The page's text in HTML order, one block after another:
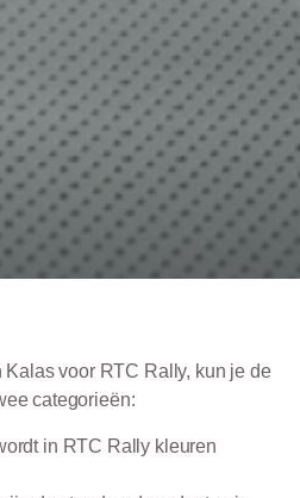
Kalas voor RTC Rally, kun je de
categorieën:
in RTC Rally kleuren